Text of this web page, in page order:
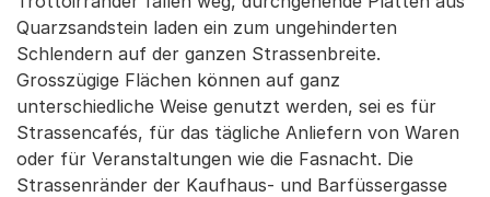
Quarzsandstein laden ein zum ungehinderten
Schlendern auf der ganzen Strassenbreite.
Grosszügige Flächen können auf ganz
unterschiedliche Weise genutzt werden, sei es für
Strassencafés, für das tägliche Anliefern von Waren
oder für Veranstaltungen wie die Fasnacht. Die
Strassenränder der Kaufhaus- und Barfüssergasse